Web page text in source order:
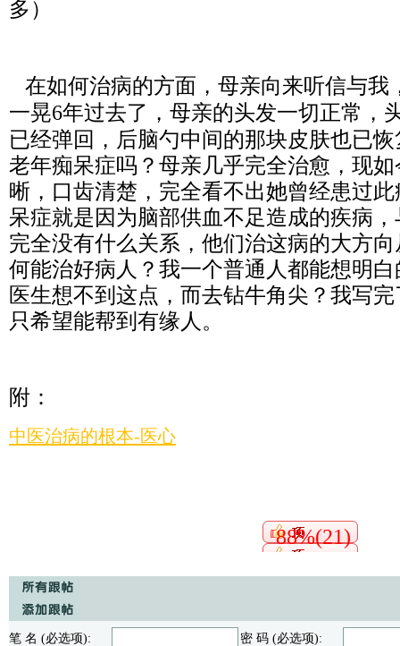
多）
在如何治病的方面，母亲向来听信与我
一晃6年过去了，母亲的头发一切正常，
已经弹回，后脑勺中间的那块皮肤也已
老年痴呆症吗？母亲几乎完全治愈，现
晰，口齿清楚，完全看不出她曾经患过
呆症就是因为脑部供血不足造成的疾病
完全没有什么关系，他们治这病的大方
何能治好病人？我一个普通人都能想明
医生想不到这点，而去钻牛角尖？我写
只希望能帮到有缘人。
附：
中医治病的根本-医心
88%(21)
笔 名 (必选项):
密 码 (必选项):